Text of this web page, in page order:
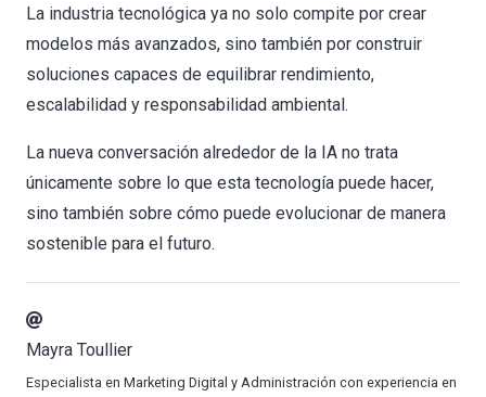
La industria tecnológica ya no solo compite por crear
modelos más avanzados, sino también por construir
soluciones capaces de equilibrar rendimiento,
escalabilidad y responsabilidad ambiental.
La nueva conversación alrededor de la IA no trata
únicamente sobre lo que esta tecnología puede hacer,
sino también sobre cómo puede evolucionar de manera
sostenible para el futuro.
Mayra Toullier
Especialista en Marketing Digital y Administración con experiencia en